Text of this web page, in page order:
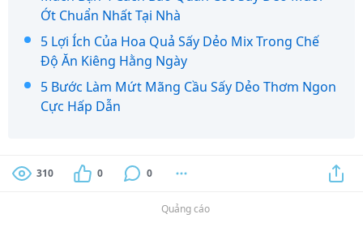
Ớt Chuẩn Nhất Tại Nhà
5 Lợi Ích Của Hoa Quả Sấy Dẻo Mix Trong Chế
Độ Ăn Kiêng Hằng Ngày
5 Bước Làm Mứt Mãng Cầu Sấy Dẻo Thơm Ngon
Cực Hấp Dẫn
310 0 0
Quảng cáo